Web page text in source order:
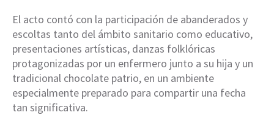
El acto contó con la participación de abanderados y
escoltas tanto del ámbito sanitario como educativo,
presentaciones artísticas, danzas folklóricas
protagonizadas por un enfermero junto a su hija y un
tradicional chocolate patrio, en un ambiente
especialmente preparado para compartir una fecha
tan significativa.